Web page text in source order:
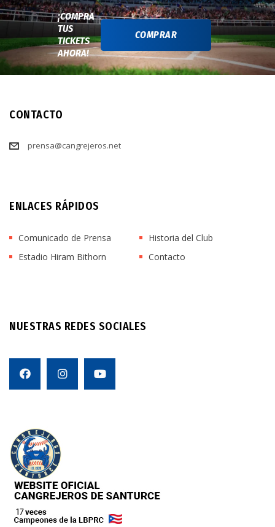
COMPRAR
¡COMPRA
TUS
TICKETS
AHORA!
CONTACTO
prensa@cangrejeros.net
ENLACES RÁPIDOS
Comunicado de Prensa
Historia del Club
Estadio Hiram Bithorn
Contacto
NUESTRAS REDES SOCIALES